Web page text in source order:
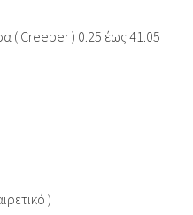
( Creeper ) 0.25 έως 41.05
)